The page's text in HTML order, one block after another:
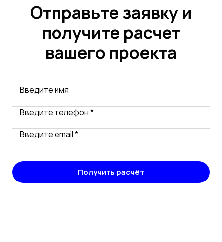
Отправьте заявку и
получите расчет
вашего проекта
Введите имя
Введите телефон *
Введите email *
Получить расчёт